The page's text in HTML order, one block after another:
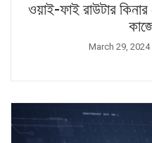
ওয়াই-ফাই রাউটার
March 29, 2024